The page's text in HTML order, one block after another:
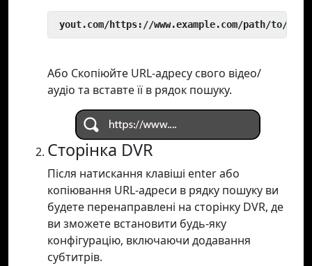
yout.com/https://www.example.com/path/to/
Або Скопіюйте URL-адресу свого відео/
аудіо та вставте її в рядок пошуку.
Сторінка DVR
Після натискання клавіші enter або
копіювання URL-адреси в рядку пошуку ви
будете перенаправлені на сторінку DVR, де
ви зможете встановити будь-яку
конфігурацію, включаючи додавання
субтитрів.